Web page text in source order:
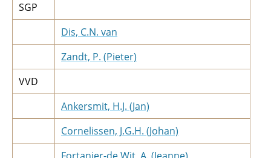
SGP
Dis, C.N. van
Zandt, P. (Pieter)
VVD
Ankersmit, H.J. (Jan)
Cornelissen, J.G.H. (Johan)